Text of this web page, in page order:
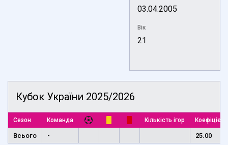
03.04.2005
Вік
21
Кубок України 2025/2026
Сезон Команда Кількість ігор
Всього - 25.00